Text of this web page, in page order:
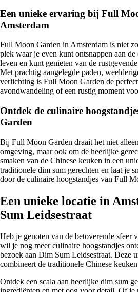
Een unieke ervaring bij Full
Amsterdam
Full Moon Garden in Amsterdam is niet
plek waar je even kunt ontsnappen aan
leven en kunt genieten van de
Met prachtig aangelegde paden,
verlichting is Full Moon Garden de
avondwandeling of een rustig moment
Ontdek de culinaire
Garden
Bij Full Moon Garden draait het niet
omgeving, maar ook om de heerlijke
smaken van de Chinese keuken in een
traditionele dim sum gerechten en laat je
door de culinaire hoogstandjes van Full
Een unieke locatie in
Sum Leidsestraat
Heb je genoten van de betoverende sfeer
wil je nog meer culinaire hoogstandjes
bezoek aan Dim Sum Leidsestraat. Deze
combineert de traditionele Chinese
Ontdek een scala aan heerlijke dim sum